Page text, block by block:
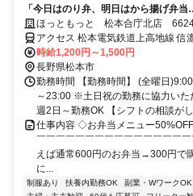
「今日はのり弁、明日はから揚げ弁
るから、今日も働くのが楽しみだ。
ほっともっと 松本合庁北店
アクセス 松本電気鉄道上高地線 信
上高地線 大庭徒歩約17分、ＪＲ大
松本電気鉄道上高地線「大庭駅」よ
時給1,200円～1,500円
長野県松本市
勤務時間 【勤務時間】 (全曜日
～23:00 ※土日祝の勤務に協力いた
週2日～勤務OK 【シフトの相談が
仕事内容 ◇お弁当メニュー
￣￣￣￣￣￣￣￣￣￣￣￣￣￣￣
えば通常600円のお弁当→300円で
に...
制服あり 扶養内勤務OK 副業・WワークOK